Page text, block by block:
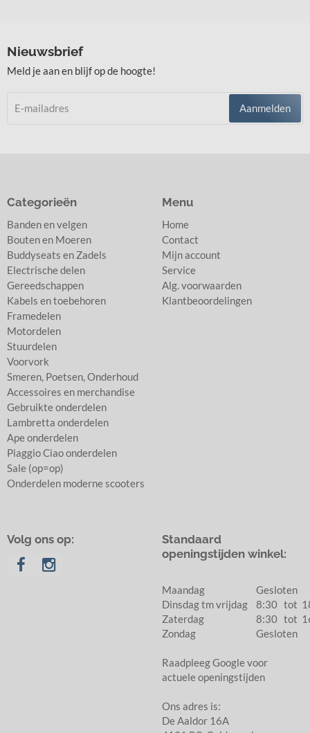
Nieuwsbrief
Meld je aan en blijf op de hoogte!
Aanmelden
Categorieën
Banden en velgen
Bouten en Moeren
Buddyseats en Zadels
Electrische delen
Gereedschappen
Kabels en toebehoren
Framedelen
Motordelen
Stuurdelen
Voorvork
Smeren, Poetsen, Onderhoud
Accessoires en merchandise
Gebruikte onderdelen
Lambretta onderdelen
Ape onderdelen
Piaggio Ciao onderdelen
Sale (op=op)
Onderdelen moderne scooters
Menu
Home
Contact
Mijn account
Service
Alg. voorwaarden
Klantbeoordelingen
Volg ons op:
Standaard
openingstijden winkel:
Maandag
Gesloten
Dinsdag tm vrijdag
8:30 tot
Zaterdag
8:30 tot
Zondag
Gesloten
Raadpleeg Google voor
actuele openingstijden
Ons adres is:
De Aaldor 16A